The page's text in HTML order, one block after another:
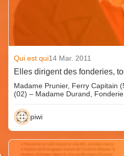
Qui est qui14 Mar. 2011
Elles dirigent des fonderies,
Madame Prunier, Ferry Capitain
(02) – Madame Durand,
piwi